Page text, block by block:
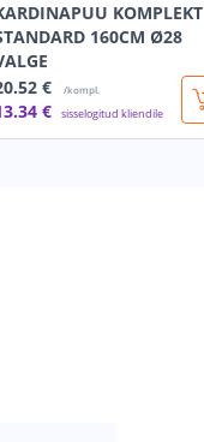
KOMPLEKT
160CM Ø28
.52 € /kompl.
.34 € sisselogitud kliendile